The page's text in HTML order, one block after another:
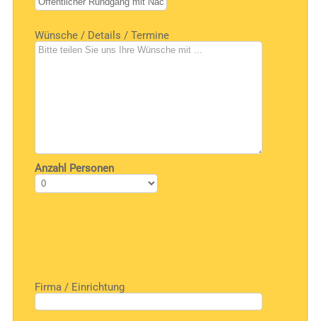
Wünsche / Details / Termine
Anzahl Personen
Firma / Einrichtung